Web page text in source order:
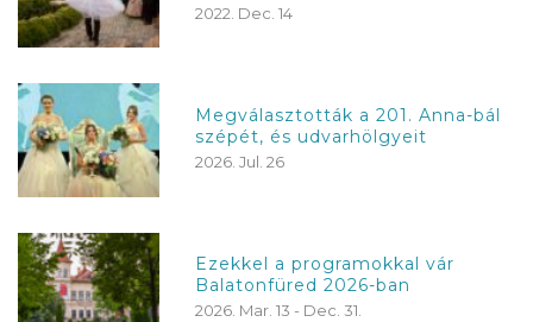
2022. Dec. 14
Megválasztották a 201. Anna-bál
szépét, és udvarhölgyeit
2026. Jul. 26
Ezekkel a programokkal vár
Balatonfüred 2026-ban
2026. Mar. 13 - Dec. 31.